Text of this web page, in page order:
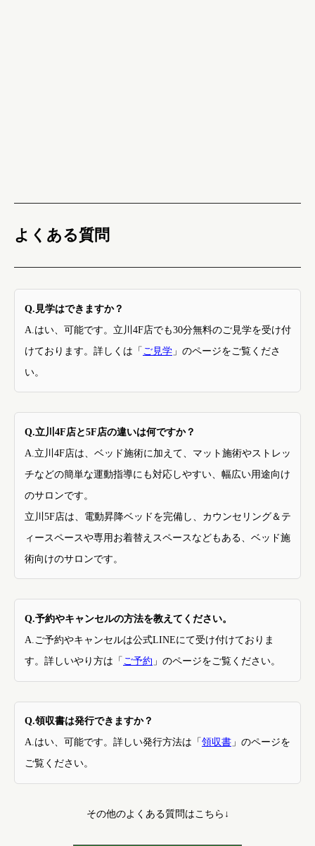
よくある質問
Q.見学はできますか？
A.はい、可能です。立川4F店でも30分無料のご見学を受け付
けております。詳しくは「 ご見学 」のページをご覧くださ
い。
Q.立川4F店と5F店の違いは何ですか？
A.立川4F店は、ベッド施術に加えて、マット施術やストレッ
チなどの簡単な運動指導にも対応しやすい、幅広い用途向け
のサロンです。
立川5F店は、電動昇降ベッドを完備し、カウンセリング＆テ
ィースペースや専用お着替えスペースなどもある、ベッド施
術向けのサロンです。
Q.予約やキャンセルの方法を教えてください。
A.ご予約やキャンセルは公式LINEにて受け付けておりま
す。詳しいやり方は「 ご予約 」のページをご覧ください。
Q.領収書は発行できますか？
A.はい、可能です。詳しい発行方法は「 領収書 」のページを
ご覧ください。
その他のよくある質問はこちら↓